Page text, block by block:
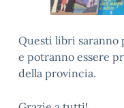
Questi libri saranno
e potranno essere
della provincia.